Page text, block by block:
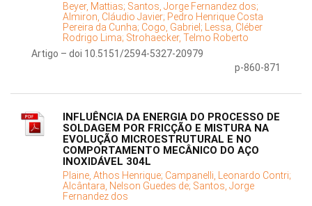
Beyer, Mattias; Santos, Jorge Fernandez dos;
Almiron, Cláudio Javier; Pedro Henrique Costa
Pereira da Cunha; Cogo, Gabriel; Lessa, Cléber
Rodrigo Lima; Strohaecker, Telmo Roberto
Artigo – doi 10.5151/2594-5327-20979
p-860-871
INFLUÊNCIA DA ENERGIA DO PROCESSO DE
SOLDAGEM POR FRICÇÃO E MISTURA NA
EVOLUÇÃO MICROESTRUTURAL E NO
COMPORTAMENTO MECÂNICO DO AÇO
INOXIDÁVEL 304L
Plaine, Athos Henrique; Campanelli, Leonardo Contri;
Alcântara, Nelson Guedes de; Santos, Jorge
Fernandez dos